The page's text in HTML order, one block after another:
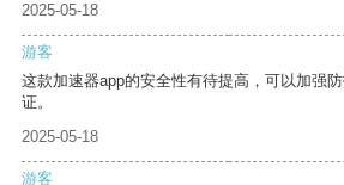
2025-05-18
游客
这款加速器app的安全性有待提高，可以加强
证。
2025-05-18
游客